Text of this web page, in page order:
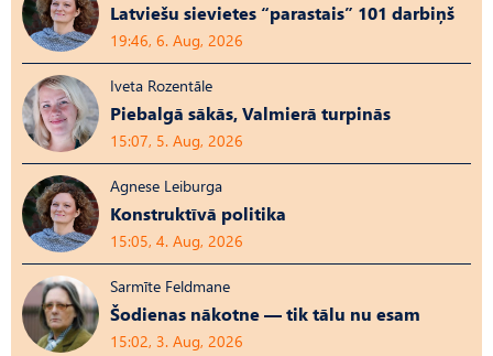
Latviešu sievietes “parastais” 101 darbiņš
19:46, 6. Aug, 2026
Iveta Rozentāle
Piebalgā sākās, Valmierā turpinās
15:07, 5. Aug, 2026
Agnese Leiburga
Konstruktīvā politika
15:05, 4. Aug, 2026
Sarmīte Feldmane
Šodienas nākotne — tik tālu nu esam
15:02, 3. Aug, 2026